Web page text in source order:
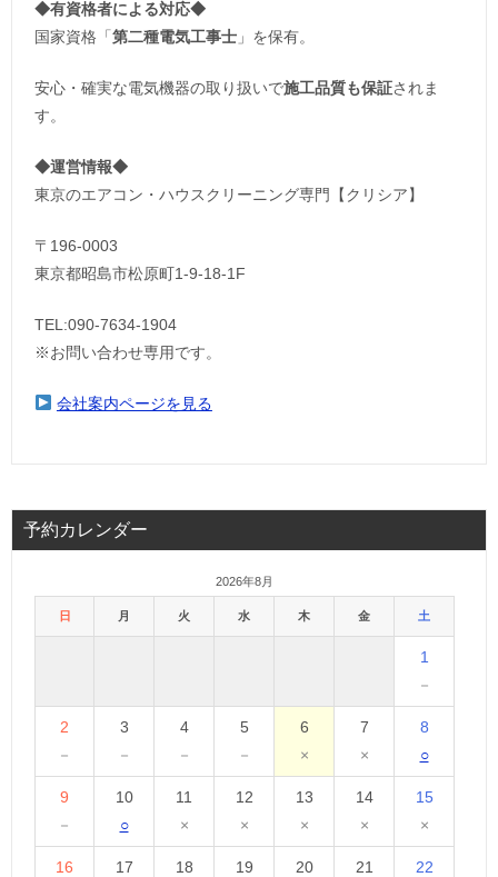
◆有資格者による対応◆
国家資格「 第二種電気工事士 」を保有。
安心・確実な電気機器の取り扱いで施工品質も保証されま
す。
◆運営情報◆
東京のエアコン・ハウスクリーニング専門【クリシア】
〒196-0003
東京都昭島市松原町1-9‐18‐1F
TEL:090-7634-1904
※お問い合わせ専用です。
会社案内ページを見る
予約カレンダー
2026年8月
日 月 火 水 木 金 土
1
－
2
－
3
－
4
－
5
－
6
×
7
×
8
○
9
－
10
○
11
×
12
×
13
×
14
×
15
×
16
17
18
19
20
21
22